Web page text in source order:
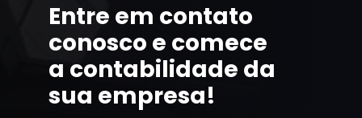
Entre em contato
conosco e comece
a contabilidade da
sua empresa!